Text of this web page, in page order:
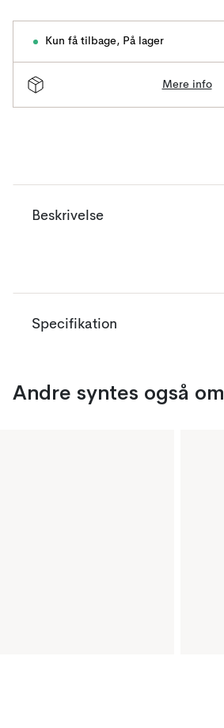
Kun få tilbage, På lager
Mere info
Beskrivelse
Specifikation
Andre syntes også om